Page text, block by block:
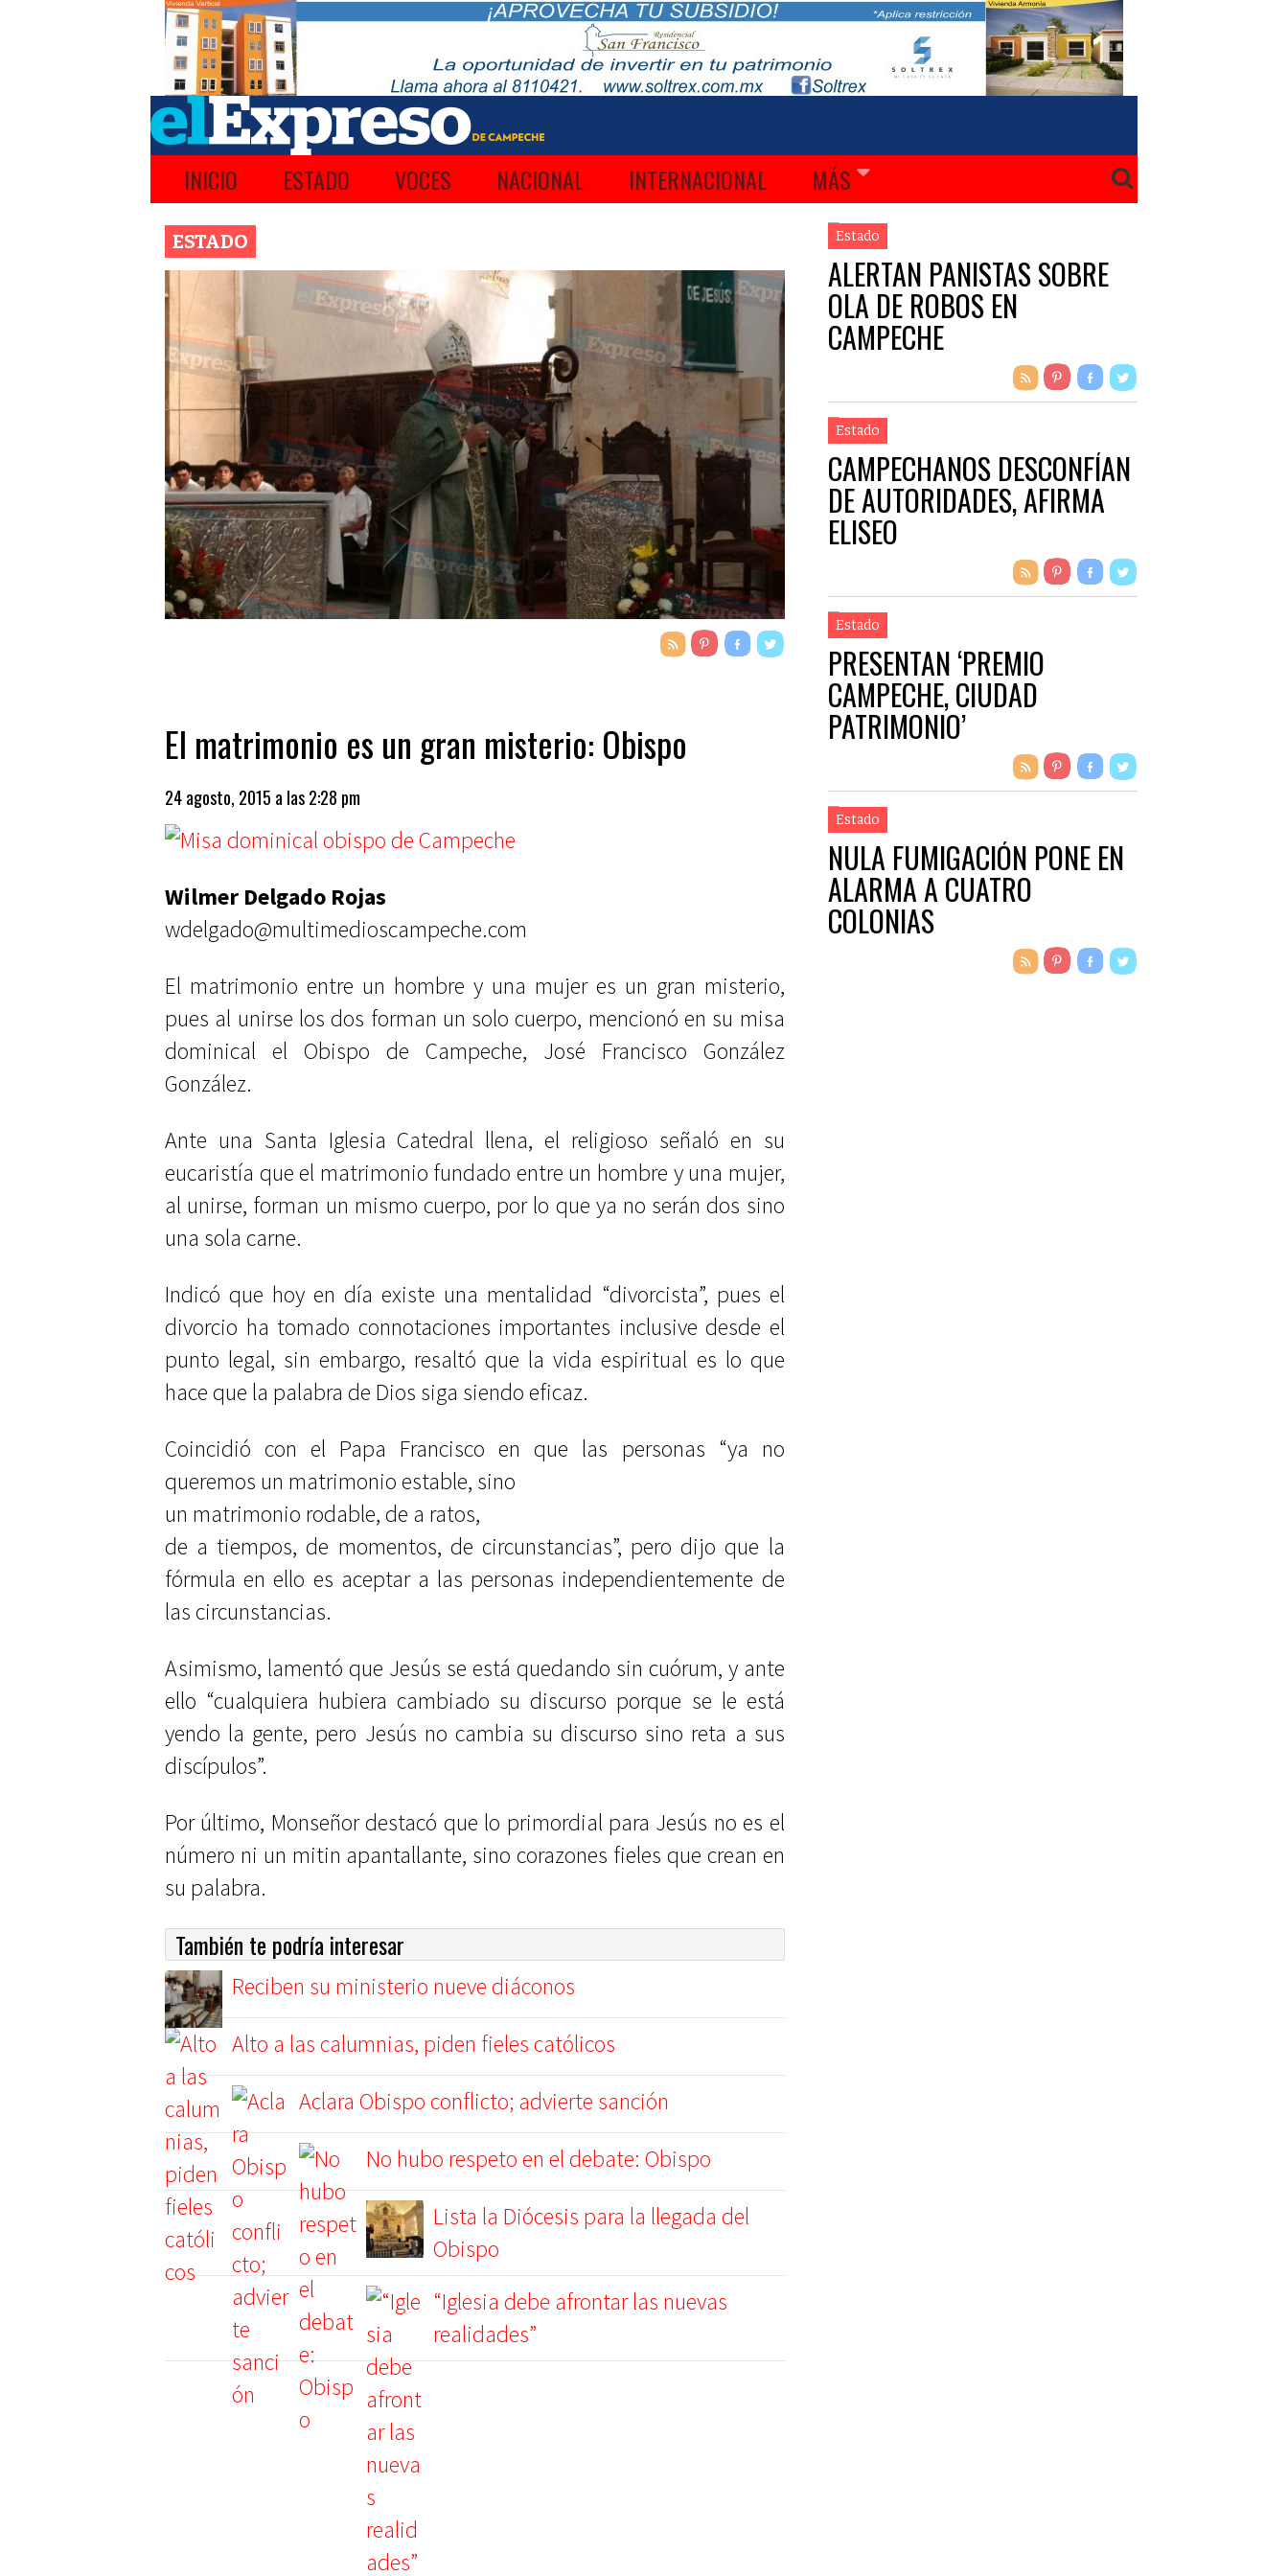
INICIO ESTADO VOCES NACIONAL INTERNACIONAL MÁS
ESTADO
El matrimonio es un gran misterio: Obispo
24 agosto, 2015 a las 2:28 pm
Wilmer Delgado Rojas
wdelgado@multimedioscampeche.com
El matrimonio entre un hombre y una mujer es un gran misterio,
pues al unirse los dos forman un solo cuerpo, mencionó en su misa
dominical el Obispo de Campeche, José Francisco González
González.
Ante una Santa Iglesia Catedral llena, el religioso señaló en su
eucaristía que el matrimonio fundado entre un hombre y una mujer,
al unirse, forman un mismo cuerpo, por lo que ya no serán dos sino
una sola carne.
Indicó que hoy en día existe una mentalidad “divorcista”, pues el
divorcio ha tomado connotaciones importantes inclusive desde el
punto legal, sin embargo, resaltó que la vida espiritual es lo que
hace que la palabra de Dios siga siendo eficaz.
Coincidió con el Papa Francisco en que las personas “ya no
queremos un matrimonio estable, sino
un matrimonio rodable, de a ratos,
de a tiempos, de momentos, de circunstancias”, pero dijo que la
fórmula en ello es aceptar a las personas independientemente de
las circunstancias.
Asimismo, lamentó que Jesús se está quedando sin cuórum, y ante
ello “cualquiera hubiera cambiado su discurso porque se le está
yendo la gente, pero Jesús no cambia su discurso sino reta a sus
discípulos”.
Por último, Monseñor destacó que lo primordial para Jesús no es el
número ni un mitin apantallante, sino corazones fieles que crean en
su palabra.
También te podría interesar
Reciben su ministerio nueve diáconos
Alto a las calumnias, piden fieles católicos
Aclara Obispo conflicto; advierte sanción
No hubo respeto en el debate: Obispo
Lista la Diócesis para la llegada del
Obispo
“Iglesia debe afrontar las nuevas
realidades”
Estado
ALERTAN PANISTAS SOBRE
OLA DE ROBOS EN
CAMPECHE
Estado
CAMPECHANOS DESCONFÍAN
DE AUTORIDADES, AFIRMA
ELISEO
Estado
PRESENTAN ‘PREMIO
CAMPECHE, CIUDAD
PATRIMONIO’
Estado
NULA FUMIGACIÓN PONE EN
ALARMA A CUATRO
COLONIAS